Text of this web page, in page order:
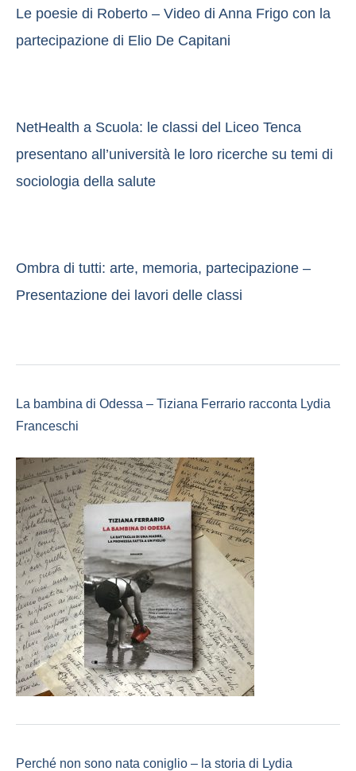
Le poesie di Roberto – Video di Anna Frigo con la
partecipazione di Elio De Capitani
NetHealth a Scuola: le classi del Liceo Tenca
presentano all’università le loro ricerche su temi di
sociologia della salute
Ombra di tutti: arte, memoria, partecipazione –
Presentazione dei lavori delle classi
La bambina di Odessa – Tiziana Ferrario racconta Lydia
Franceschi
Perché non sono nata coniglio – la storia di Lydia